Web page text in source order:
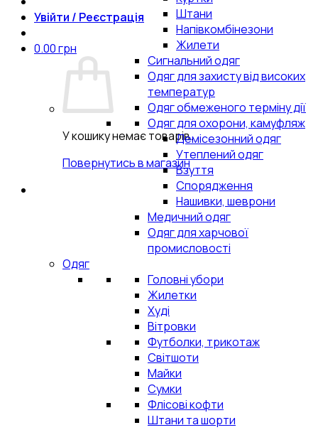
Увійти / Реєстрація
0.00грн
У кошику немає товарів.
Повернутись в магазин
Штани
Напівкомбінезони
Жилети
Сигнальний одяг
Одяг для захисту від високих
температур
Одяг обмеженого терміну дії
Одяг для охорони, камуфляж
Демісезонний одяг
Утеплений одяг
Взуття
Спорядження
Нашивки, шеврони
Медичний одяг
Одяг для харчової
промисловості
Одяг
Головні убори
Жилетки
Худі
Вітровки
Футболки, трикотаж
Світшоти
Майки
Сумки
Флісові кофти
Штани та шорти